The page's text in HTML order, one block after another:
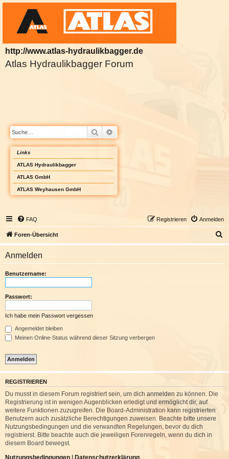
http://www.atlas-hydraulikbagger.de
Atlas Hydraulikbagger Forum
Suche
Links
ATLAS Hydraulikbagger
ATLAS GmbH
ATLAS Weyhausen GmbH
FAQ Anmelden
Registrieren
Foren-Übersicht
u
Anmelden
Benutzername:
Passwort:
Ich habe mein Passwort vergessen
Angemeldet bleiben
Meinen Online-Status während dieser Sitzung verbergen
REGISTRIEREN
Du musst in diesem Forum registriert sein, um dich anmelden zu können. Die
Registrierung ist in wenigen Augenblicken erledigt und ermöglicht dir, auf
weitere Funktionen zuzugreifen. Die Board-Administration kann registrierten
Benutzern auch zusätzliche Berechtigungen zuweisen. Beachte bitte unsere
Nutzungsbedingungen und die verwandten Regelungen, bevor du dich
registrierst. Bitte beachte auch die jeweiligen Forenregeln, wenn du dich in
diesem Board bewegst.
Nutzungsbedingungen | Datenschutzerklärung